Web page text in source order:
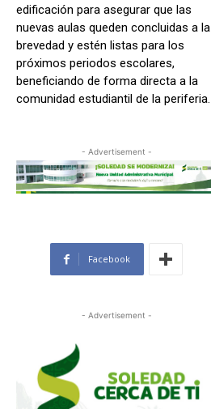
edificación para asegurar que las
nuevas aulas queden concluidas a la
brevedad y estén listas para los
próximos periodos escolares,
beneficiando de forma directa a la
comunidad estudiantil de la periferia.
- Advertisement -
Facebook
- Advertisement -